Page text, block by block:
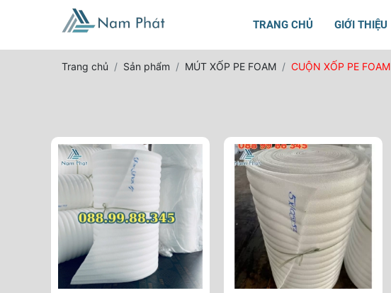
TRANG CHỦ GIỚI THIỆU
Trang chủ Sản phẩm MÚT XỐP PE FOAM CUỘN XỐP PE FOAM